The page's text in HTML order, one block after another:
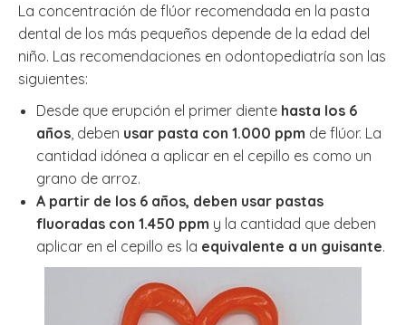
La concentración de flúor recomendada en la pasta
dental de los más pequeños depende de la edad del
niño. Las recomendaciones en odontopediatría son las
siguientes:
Desde que erupción el primer diente hasta los 6
años , deben usar pasta con 1.000 ppm de flúor. La
cantidad idónea a aplicar en el cepillo es como un
grano de arroz.
A partir de los 6 años, deben usar pastas
fluoradas con 1.450 ppm y la cantidad que deben
aplicar en el cepillo es la equivalente a un guisante.